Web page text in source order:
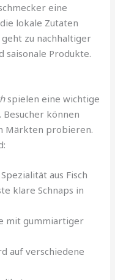
eine
lokale Zutaten
zu nachhaltiger
saisonale Produkte.
spielen eine wichtige
Besucher können
Märkten probieren.
aus Fisch
klare Schnaps in
mit gummiartiger
auf verschiedene